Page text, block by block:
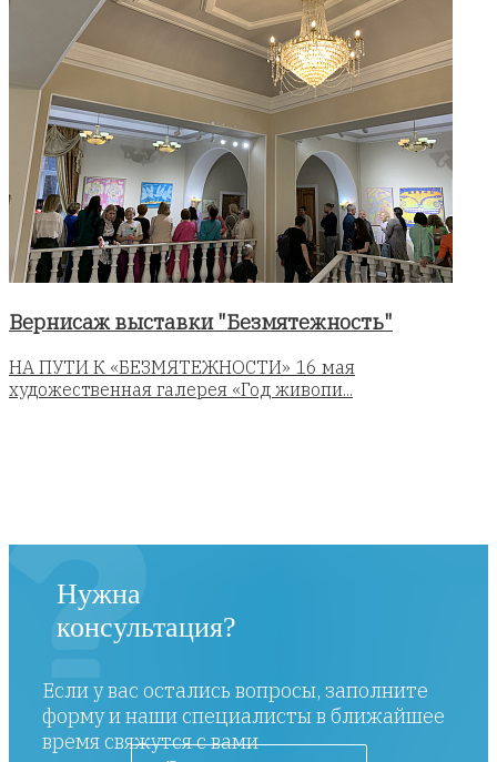
Вернисаж выставки "Безмятежность"
НА ПУТИ К «БЕЗМЯТЕЖНОСТИ» 16 мая
художественная галерея «Год живопи...
Нужна
консультация?
Если у вас остались вопросы, заполните
форму и наши специалисты в ближайшее
время свяжутся с вами